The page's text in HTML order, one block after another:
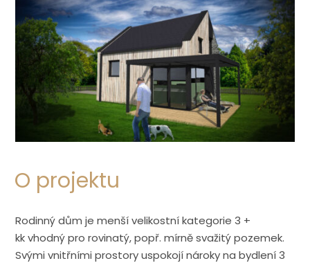
O projektu
Rodinný dům je menší velikostní kategorie 3 +
kk vhodný pro rovinatý, popř. mírně svažitý pozemek.
Svými vnitřními prostory uspokojí nároky na bydlení 3